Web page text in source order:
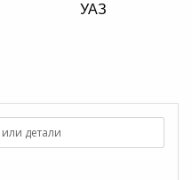
УАЗ
детали